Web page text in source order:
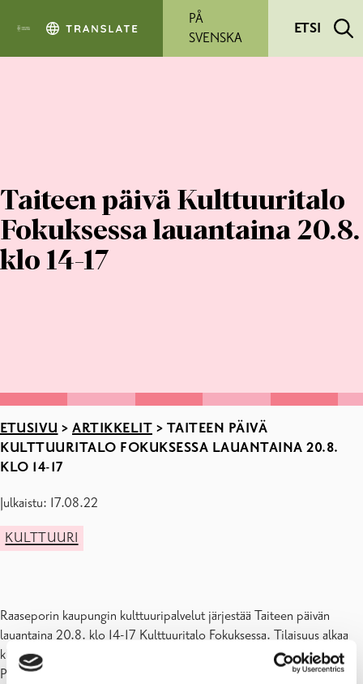
PÅ
SVENSKA
ETSI
Taiteen päivä Kulttuuritalo
Fokuksessa lauantaina 20.8.
klo 14-17
ETUSIVU > ARTIKKELIT > TAITEEN PÄIVÄ
KULTTUURITALO FOKUKSESSA LAUANTAINA 20.8.
KLO 14-17
Julkaistu: 17.08.22
KULTTUURI
Raaseporin kaupungin kulttuuripalvelut järjestää Taiteen päivän
lauantaina 20.8. klo 14-17 Kulttuuritalo Fokuksessa. Tilaisuus alkaa
klo 14 Pylväs veistoksen julkistamisella pääsisäänkäynnin edessä.
Pylväs on ensimmäinen prosenttiperiaatteella toteutettava julkinen